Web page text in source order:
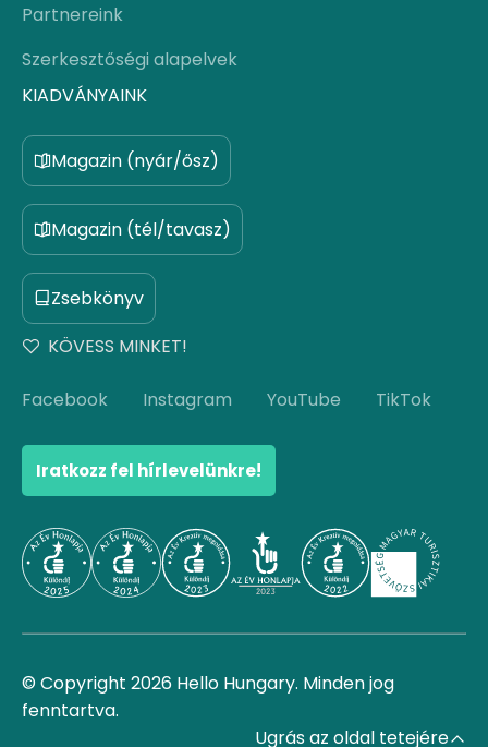
Partnereink
Szerkesztőségi alapelvek
KIADVÁNYAINK
Magazin (nyár/ősz)
Magazin (tél/tavasz)
Zsebkönyv
KÖVESS MINKET!
Facebook Instagram YouTube TikTok
Iratkozz fel hírlevelünkre!
© Copyright 2026 Hello Hungary. Minden jog
fenntartva.
Ugrás az oldal tetejére